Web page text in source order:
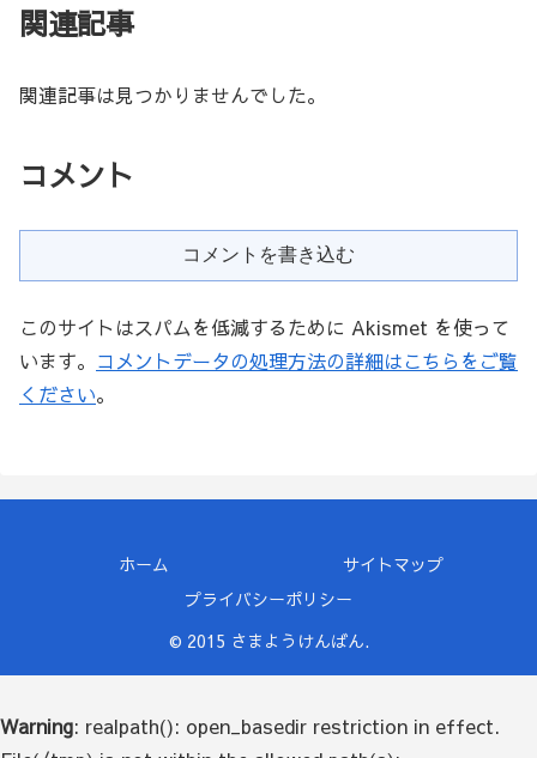
関連記事
関連記事は見つかりませんでした。
コメント
コメントを書き込む
このサイトはスパムを低減するために Akismet を使って
います。 コメントデータの処理方法の詳細はこちらをご覧
ください。
ホーム
サイトマップ
プライバシーポリシー
© 2015 さまようけんばん.
Warning: realpath(): open_basedir restriction in effect.